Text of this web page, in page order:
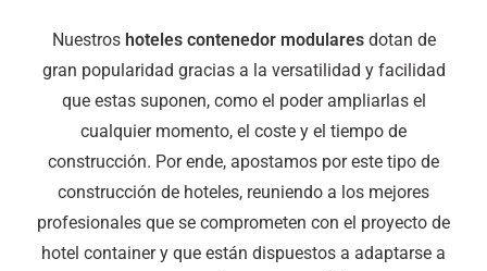
Nuestroshoteles contenedor modularesdotan de
gran popularidad gracias a la versatilidad y facilidad
que estas suponen, como el poder ampliarlas el
cualquier momento, el coste y el tiempo de
construcción. Por ende, apostamos por este tipo de
construcción de hoteles, reuniendo a los mejores
profesionales que se comprometen con el proyecto de
hotel container y que están dispuestos a adaptarse a